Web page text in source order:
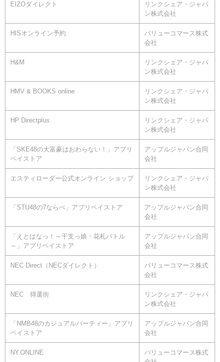
EIZOダイレクト
リンクシェア・ジャパ
ン株式会社
HISオンライン予約
バリューコマース株式
会社
H&M
リンクシェア・ジャパ
ン株式会社
HMV & BOOKS online
リンクシェア・ジャパ
ン株式会社
HP Directplus
リンクシェア・ジャパ
ン株式会社
「SKE48の大富豪はおわらない！」アプリ
ペイストア
アップルジャパン合同
会社
エスティローダー公式オンライン ショップ
リンクシェア・ジャパ
ン株式会社
「STU48の7ならべ」アプリペイストア
アップルジャパン合同
会社
「えとはなっ！～干支っ娘・花札バトル
～」アプリペイストア
アップルジャパン合同
会社
NEC Direct（NECダイレクト）
バリューコマース株式
会社
NEC 得選街
リンクシェア・ジャパ
ン株式会社
「NMB48のカジュアルパーティー」アプリ
ペイストア
アップルジャパン合同
会社
NY.ONLINE
バリューコマース株式